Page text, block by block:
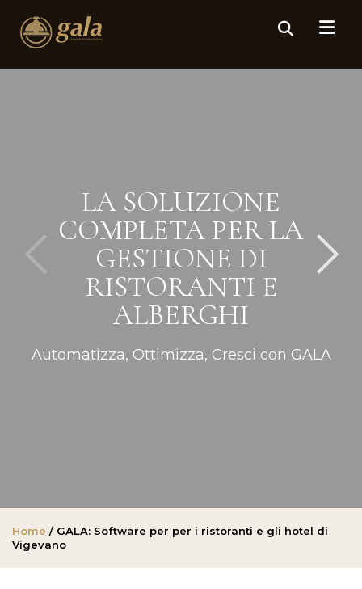
LA SOLUZIONE
COMPLETA PER LA
GESTIONE DI
RISTORANTI E
ALBERGHI
Automatizza, Ottimizza, Cresci con GALA
Home / GALA: Software per per i ristoranti e gli hotel di
Vigevano